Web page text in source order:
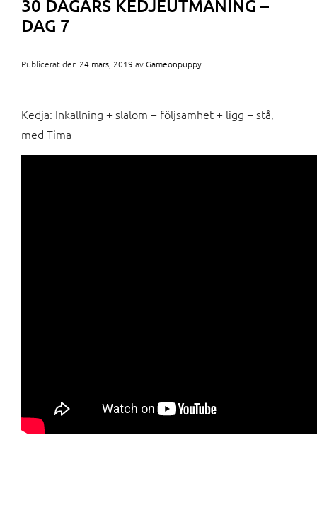
30 DAGARS KEDJEUTMANING –
DAG 7
Publicerat den 24 mars, 2019 avGameonpuppy
Kedja: Inkallning + slalom + följsamhet + ligg + stå,
med Tima